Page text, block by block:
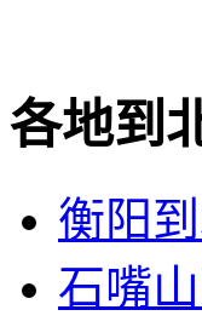
各地到
衡阳
石嘴